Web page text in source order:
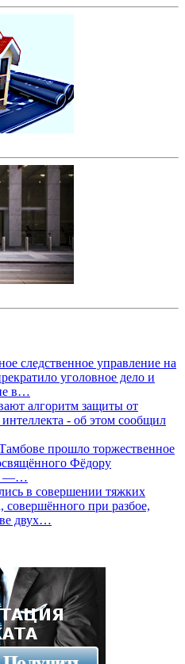
следственное управление на
уголовное дело и
в…
алгоритм защиты от
- об этом сообщил
прошло торжественное
Фёдору
—…
в совершении тяжких
совершённого при разбое,
двух…